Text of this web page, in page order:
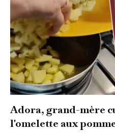
Adora, grand-mère
l'omelette aux